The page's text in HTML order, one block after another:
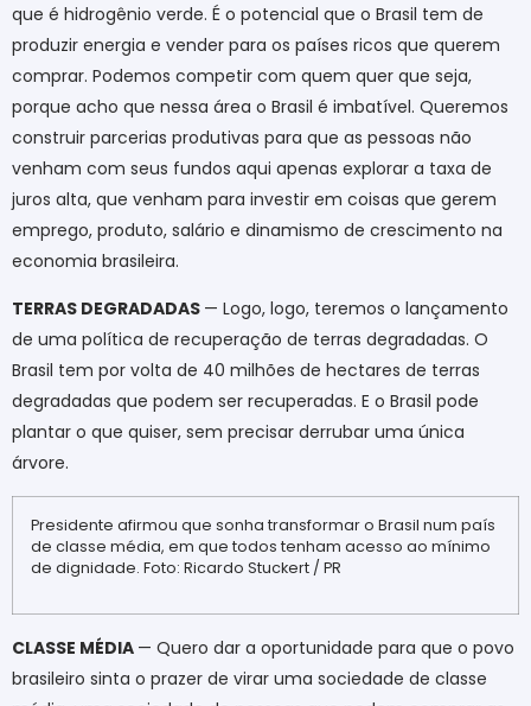
que é hidrogênio verde. É o potencial que o Brasil tem de
produzir energia e vender para os países ricos que querem
comprar. Podemos competir com quem quer que seja,
porque acho que nessa área o Brasil é imbatível. Queremos
construir parcerias produtivas para que as pessoas não
venham com seus fundos aqui apenas explorar a taxa de
juros alta, que venham para investir em coisas que gerem
emprego, produto, salário e dinamismo de crescimento na
economia brasileira.
TERRAS DEGRADADAS — Logo, logo, teremos o lançamento
de uma política de recuperação de terras degradadas. O
Brasil tem por volta de 40 milhões de hectares de terras
degradadas que podem ser recuperadas. E o Brasil pode
plantar o que quiser, sem precisar derrubar uma única
árvore.
Presidente afirmou que sonha transformar o Brasil num país
de classe média, em que todos tenham acesso ao mínimo
de dignidade. Foto: Ricardo Stuckert / PR
CLASSE MÉDIA — Quero dar a oportunidade para que o povo
brasileiro sinta o prazer de virar uma sociedade de classe